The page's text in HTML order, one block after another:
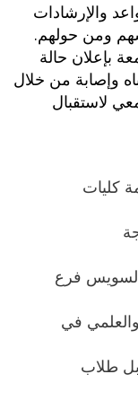
والإرشادات
ومن حولهم.
بإعلان حالة
وإصابة من خلال
لاستقبال
العامة كليات
2023 نتيجة
السويس فرع
في
طلاب